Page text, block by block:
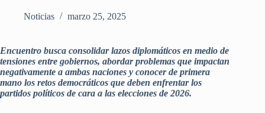
Noticias marzo 25, 2025
Encuentro busca consolidar lazos diplomáticos en medio de
tensiones entre gobiernos, abordar problemas que impactan
negativamente a ambas naciones y conocer de primera
mano los retos democráticos que deben enfrentar los
partidos políticos de cara a las elecciones de 2026.